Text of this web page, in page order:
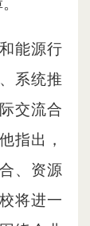
能源行
系统推
交流合
指出，
、资源
将进一